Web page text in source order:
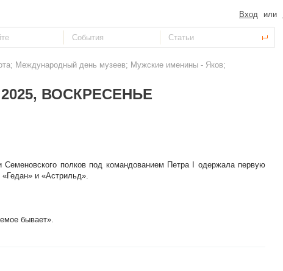
Вход или
Международный день музеев; Мужские именины - Яков;
ВОСКРЕСЕНЬЕ
полков под командованием Петра I одержала первую
и «Астрильд».
бывает».